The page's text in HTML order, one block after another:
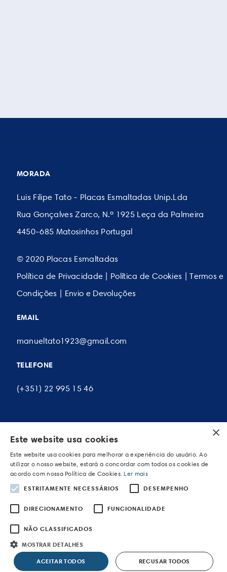
MORADA
Luis Filipe Tato - Placas Esmaltadas Unip.Lda
Rua Gonçalves Zarco, N.º 1925 Leça da Palmeira
4450-685 Matosinhos Portugal
© 2020 Placas Esmaltadas
Política de Privacidade
Política de Cookies |Termos e
Condições
Envio e Devoluções
EMAIL
manueltato1923@gmail.com
TELEFONE
(+351) 22 995 15 46
A MINHA CONTA
As minhas encomendas
Os meus endereços
Os meus dados pessoais
POWERED BY WEVOLVED - Creative Agency
×
Este website usa cookies
Este website usa cookies para melhorar a experiência do usuário. Ao
utilizar o nosso website, estará a concordar com todos os cookies de
acordo com nossa Política de Cookies.Ler mais
ESTRITAMENTE NECESSÁRIOS
DESEMPENHO
DIRECIONAMENTO FUNCIONALIDADE
NÃO CLASSIFICADOS
MOSTRAR DETALHES
ACEITAR TODOS RECUSAR TODOS